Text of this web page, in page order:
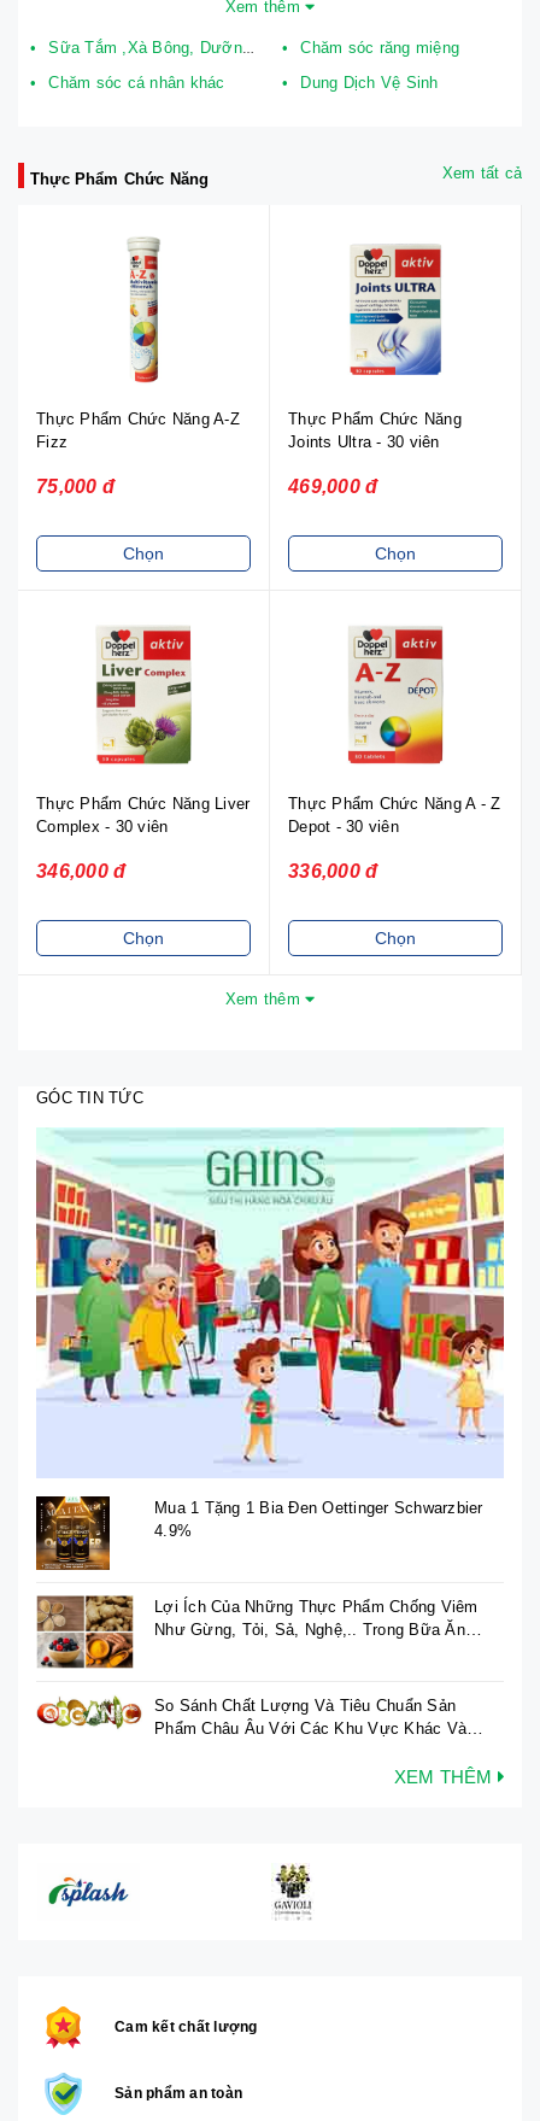
Xem thêm
Sữa Tắm ,Xà Bông, Dưỡng Thể
Chăm sóc răng miệng
Chăm sóc cá nhân khác
Dung Dịch Vệ Sinh
Thực Phẩm Chức Năng Xem tất cả
Thực Phẩm Chức Năng A-Z
Fizz
75,000 đ
Chọn
Thực Phẩm Chức Năng
Joints Ultra - 30 viên
469,000 đ
Chọn
Thực Phẩm Chức Năng Liver
Complex - 30 viên
346,000 đ
Chọn
Thực Phẩm Chức Năng A - Z
Depot - 30 viên
336,000 đ
Chọn
Xem thêm
GÓC TIN TỨC
Mua 1 Tặng 1 Bia Đen Oettinger Schwarzbier
4.9%
Lợi Ích Của Những Thực Phẩm Chống Viêm
Như Gừng, Tỏi, Sả, Nghệ,.. Trong Bữa Ăn
So Sánh Chất Lượng Và Tiêu Chuẩn Sản
Phẩm Châu Âu Với Các Khu Vực Khác Và
XEM THÊM
Cam kết chất lượng
Sản phẩm an toàn